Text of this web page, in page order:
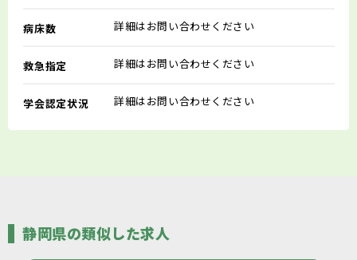
病床数 詳細はお問い合わせください
救急指定 詳細はお問い合わせください
学会認定状況 詳細はお問い合わせください
静岡県の類似した求人